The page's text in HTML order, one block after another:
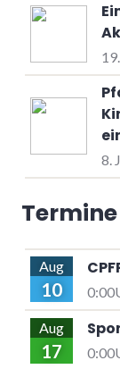
8.
Termine
Aug
10
Aug
17